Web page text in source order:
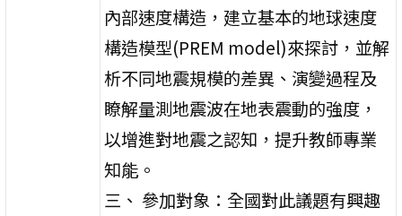
內部速度構造，建立基本的地球速度
構造模型(PREM model)來探討，並解
析不同地震規模的差異、演變過程及
瞭解量測地震波在地表震動的強度，
以增進對地震之認知，提升教師專業
知能。
三、 參加對象：全國對此議題有興趣